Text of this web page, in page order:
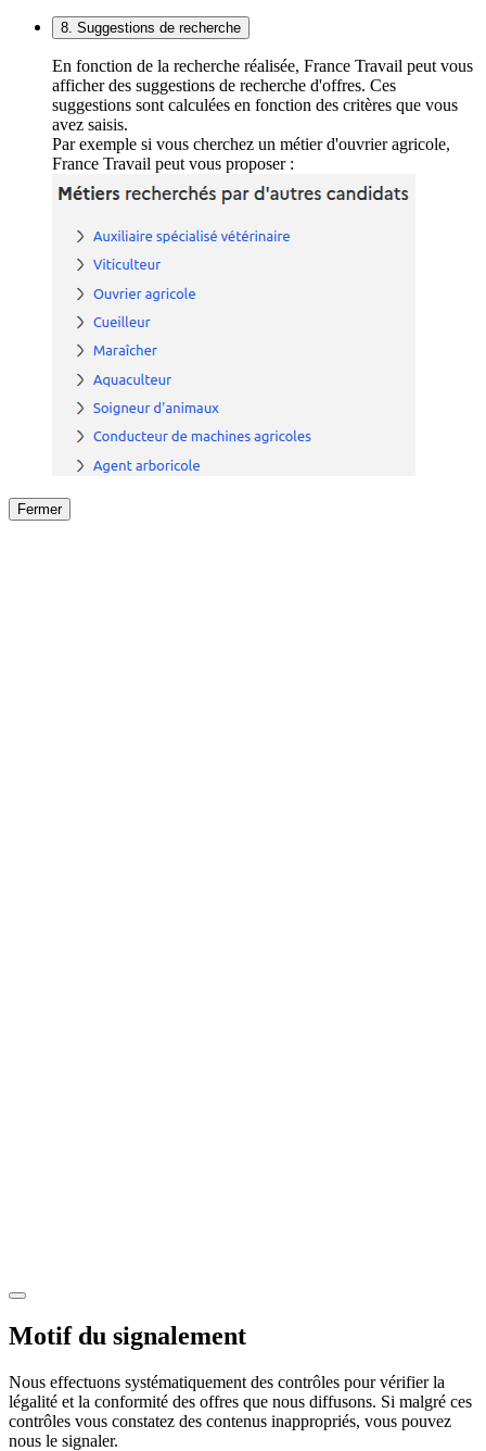
8. Suggestions de recherche
En fonction de la recherche réalisée, France Travail peut vous
afficher des suggestions de recherche d'offres. Ces
suggestions sont calculées en fonction des critères que vous
avez saisis.
Par exemple si vous cherchez un métier d'ouvrier agricole,
France Travail peut vous proposer :
Fermer
Motif du signalement
Nous effectuons systématiquement des contrôles pour vérifier la
légalité et la conformité des offres que nous diffusons. Si malgré ces
contrôles vous constatez des contenus inappropriés, vous pouvez
nous le signaler.